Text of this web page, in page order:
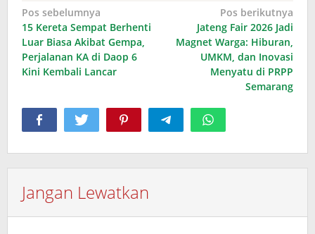
Navigasi
pos
Pos sebelumnya
15 Kereta Sempat Berhenti
Luar Biasa Akibat Gempa,
Perjalanan KA di Daop 6
Kini Kembali Lancar
Pos berikutnya
Jateng Fair 2026 Jadi
Magnet Warga: Hiburan,
UMKM, dan Inovasi
Menyatu di PRPP
Semarang
Jangan Lewatkan